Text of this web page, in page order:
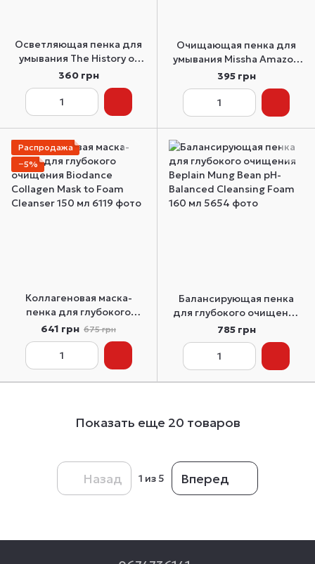
Осветляющая пенка для
умывания The History of
Whoo Brightening Foam
Cleanser 40 мл
360 грн
Очищающая пенка для
умывания Missha Amazon
Red Clay Pore Pack Foam
Cleanser 120 мл
395 грн
Распродажа
−5%
Коллагеновая маска-
пенка для глубокого
очищения Biodance
Collagen Mask to Foam
Cleanser 150 мл
641 грн 675 грн
Балансирующая пенка
для глубокого очищения
Beplain Mung Bean pH-
Balanced Cleansing Foam
160 мл
785 грн
Показать еще 20 товаров
Назад 1 из 5 Вперед